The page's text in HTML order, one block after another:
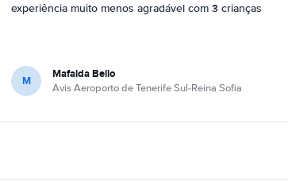
experiência muito menos agradável com 3 crianças
M Mafalda Bello
Avis Aeroporto de Tenerife Sul-Reina Sofia